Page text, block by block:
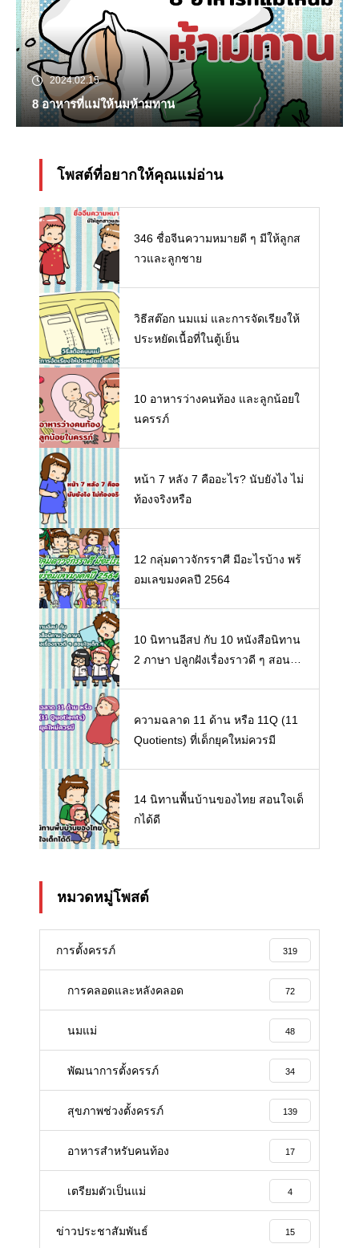
2024.02.15
8 อาหารที่แม่ให้นมห้ามทาน
โพสต์ที่อยากให้คุณแม่อ่าน
346 ชื่อจีนความหมายดี ๆ มีให้ลูกส
าวและลูกชาย
วิธีสต๊อก นมแม่ และการจัดเรียงให้
ประหยัดเนื้อที่ในตู้เย็น
10 อาหารว่างคนท้อง และลูกน้อยใ
นครรภ์
หน้า 7 หลัง 7 คืออะไร? นับยังไง ไม่
ท้องจริงหรือ
12 กลุ่มดาวจักรราศี มีอะไรบ้าง พร้
อมเลขมงคลปี 2564
10 นิทานอีสป กับ 10 หนังสือนิทาน
2 ภาษา ปลูกฝังเรื่องราวดี ๆ สอนใจ
ความฉลาด 11 ด้าน หรือ 11Q (11
Quotients) ที่เด็กยุคใหม่ควรมี
14 นิทานพื้นบ้านของไทย สอนใจเด็
กได้ดี
หมวดหมู่โพสต์
การตั้งครรภ์ 319
การคลอดและหลังคลอด 72
นมแม่ 48
พัฒนาการตั้งครรภ์ 34
สุขภาพช่วงตั้งครรภ์ 139
อาหารสําหรับคนท้อง 17
เตรียมตัวเป็นแม่ 4
ข่าวประชาสัมพันธ์ 15